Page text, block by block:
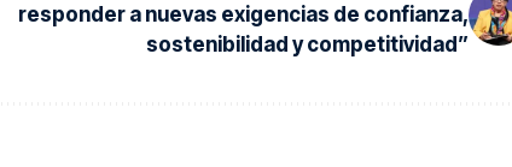
responder a nuevas exigencias de confianza,
sostenibilidad y competitividad”